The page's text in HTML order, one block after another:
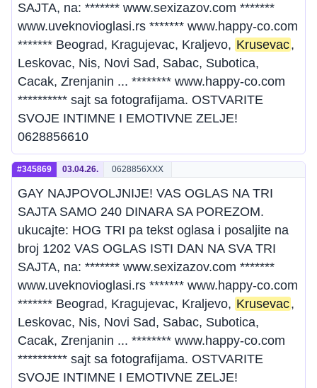
SAJTA, na: ******* www.sexizazov.com *******
www.uveknovioglasi.rs ******* www.happy-co.com
******* Beograd, Kragujevac, Kraljevo, Krusevac,
Leskovac, Nis, Novi Sad, Sabac, Subotica,
Cacak, Zrenjanin ... ******** www.happy-co.com
********** sajt sa fotografijama. OSTVARITE
SVOJE INTIMNE I EMOTIVNE ZELJE!
0628856610
#345869 03.04.26. 0628856XXX
GAY NAJPOVOLJNIJE! VAS OGLAS NA TRI
SAJTA SAMO 240 DINARA SA POREZOM.
ukucajte: HOG TRI pa tekst oglasa i posaljite na
broj 1202 VAS OGLAS ISTI DAN NA SVA TRI
SAJTA, na: ******* www.sexizazov.com *******
www.uveknovioglasi.rs ******* www.happy-co.com
******* Beograd, Kragujevac, Kraljevo, Krusevac,
Leskovac, Nis, Novi Sad, Sabac, Subotica,
Cacak, Zrenjanin ... ******** www.happy-co.com
********** sajt sa fotografijama. OSTVARITE
SVOJE INTIMNE I EMOTIVNE ZELJE!